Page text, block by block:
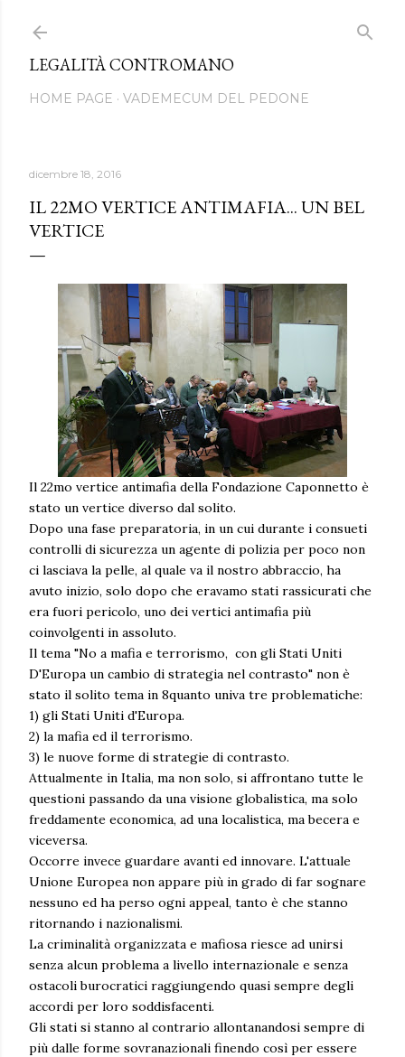
LEGALITÀ CONTROMANO
HOME PAGE VADEMECUM DEL PEDONE
dicembre 18, 2016
IL 22MO VERTICE ANTIMAFIA... UN BEL
VERTICE
Il 22mo vertice antimafia della Fondazione Caponnetto è
stato un vertice diverso dal solito.
Dopo una fase preparatoria, in un cui durante i consueti
controlli di sicurezza un agente di polizia per poco non
ci lasciava la pelle, al quale va il nostro abbraccio, ha
avuto inizio, solo dopo che eravamo stati rassicurati che
era fuori pericolo, uno dei vertici antimafia più
coinvolgenti in assoluto.
Il tema "No a mafia e terrorismo, con gli Stati Uniti
D'Europa un cambio di strategia nel contrasto" non è
stato il solito tema in 8quanto univa tre problematiche:
1) gli Stati Uniti d'Europa.
2) la mafia ed il terrorismo.
3) le nuove forme di strategie di contrasto.
Attualmente in Italia, ma non solo, si affrontano tutte le
questioni passando da una visione globalistica, ma solo
freddamente economica, ad una localistica, ma becera e
viceversa.
Occorre invece guardare avanti ed innovare. L'attuale
Unione Europea non appare più in grado di far sognare
nessuno ed ha perso ogni appeal, tanto è che stanno
ritornando i nazionalismi.
La criminalità organizzata e mafiosa riesce ad unirsi
senza alcun problema a livello internazionale e senza
ostacoli burocratici raggiungendo quasi sempre degli
accordi per loro soddisfacenti.
Gli stati si stanno al contrario allontanandosi sempre di
più dalle forme sovranazionali finendo così per essere